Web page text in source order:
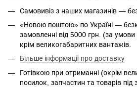
Самовивіз з наших магазинів —
«Новою поштою» по Україні —
замовленні від 5000 грн. (за
крім великогабаритних вантажів.
Більше інформації про доставку
Готівкою при отриманні (окрім
посилок, запчастин та товарів під